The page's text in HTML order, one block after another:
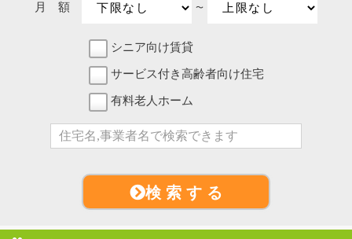
月 額 〜
シニア向け賃貸
サービス付き高齢者向け住宅
有料老人ホーム
検 索 す る